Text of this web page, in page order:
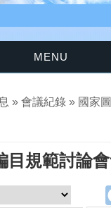
MENU
» 會議紀錄 » 國家
目規範討論